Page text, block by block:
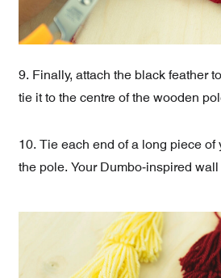
9. Finally, attach the black feather
tie it to the centre of the wooden
10. Tie each end of a long piece of
the pole. Your Dumbo-inspired